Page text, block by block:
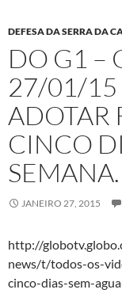
DEFESA DA SERRA DA
DO G1 –
27/01/15
ADOTAR
CINCO
SEMANA.
JANEIRO 27, 2015
http://
news/t/todos-os-
cinco-dias-sem-